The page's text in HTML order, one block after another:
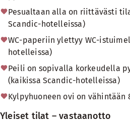
Pesualtaan alla on riittävästi
Scandic-hotelleissa)
WC-paperiin ylettyy WC-
hotelleissa)
Peili on sopivalla korkeudella
(kaikissa Scandic-hotelleissa)
Kylpyhuoneen ovi on vähintään
Yleiset tilat – vastaanotto